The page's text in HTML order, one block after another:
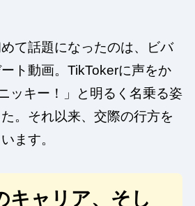
て話題になったのは、ビバ
ト動画。TikTokerに声をか
ッキー！」と明るく名乗る姿
。それ以来、交際の行方を
ます。
キャリア、そし